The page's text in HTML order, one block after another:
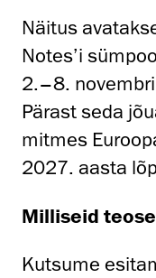
Näitus
Notes’i
2.–8.
Pärast seda
mitmes
2027. aasta
Milliseid
Kutsume